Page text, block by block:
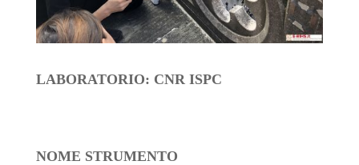
LABORATORIO: CNR ISPC
NOME STRUMENTO